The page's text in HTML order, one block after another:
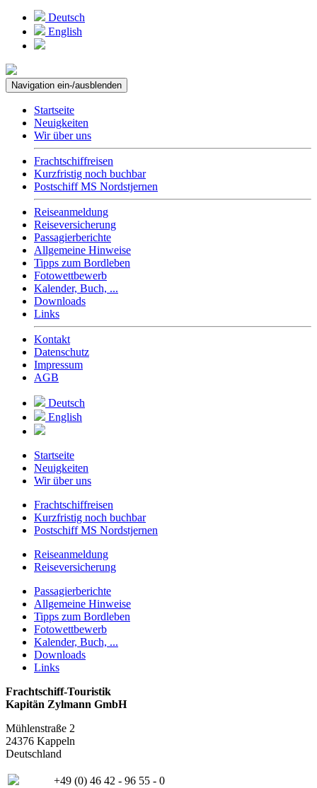
Deutsch
English
Navigation ein-/ausblenden
Startseite
Neuigkeiten
Wir über uns
Frachtschiffreisen
Kurzfristig noch buchbar
Postschiff MS Nordstjernen
Reiseanmeldung
Reiseversicherung
Passagierberichte
Allgemeine Hinweise
Tipps zum Bordleben
Fotowettbewerb
Kalender, Buch, ...
Downloads
Links
Kontakt
Datenschutz
Impressum
AGB
Deutsch
English
Startseite
Neuigkeiten
Wir über uns
Frachtschiffreisen
Kurzfristig noch buchbar
Postschiff MS Nordstjernen
Reiseanmeldung
Reiseversicherung
Passagierberichte
Allgemeine Hinweise
Tipps zum Bordleben
Fotowettbewerb
Kalender, Buch, ...
Downloads
Links
Frachtschiff-Touristik
Kapitän Zylmann GmbH
Mühlenstraße 2
24376 Kappeln
Deutschland
+49 (0) 46 42 - 96 55 - 0